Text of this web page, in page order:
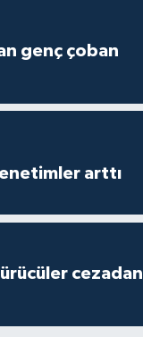
genç çoban
arttı
cezadan